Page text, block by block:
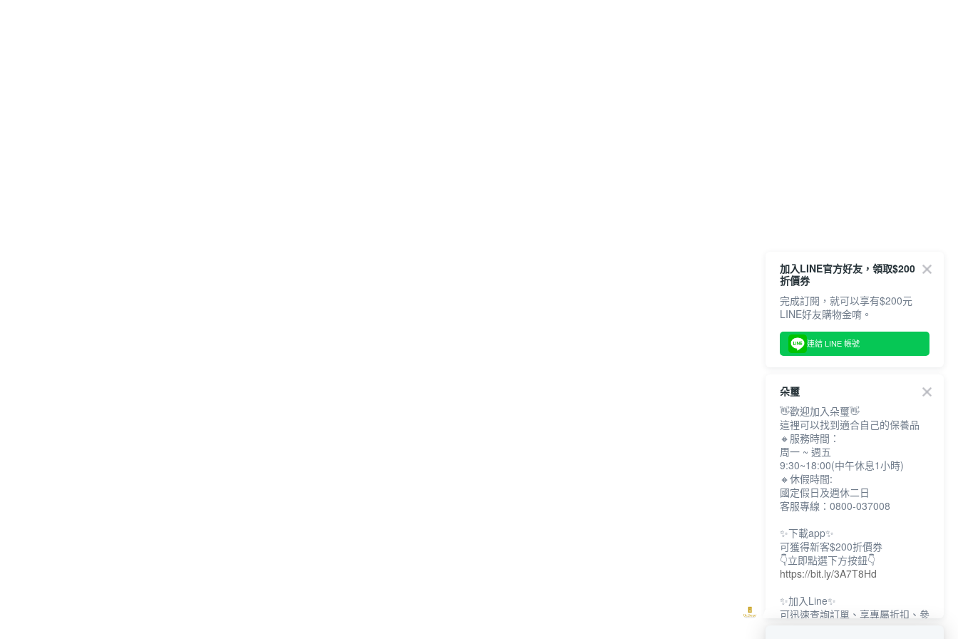
加入LINE官方好友，領取$200
折價券
完成訂閱，就可以享有$200元
LINE好友購物金唷。
連結 LINE 帳號
朵璽
👋歡迎加入朵璽👋
這裡可以找到適合自己的保養品
🔸服務時間：
周一 ~ 週五
9:30~18:00(中午休息1小時)
🔸休假時間:
國定假日及週休二日
客服專線：0800-037008
✨下載app✨
可獲得新客$200折價券
👇立即點選下方按鈕👇
https://bit.ly/3A7T8Hd
✨加入Line✨
可迅速查詢訂單、享專屬折扣、參